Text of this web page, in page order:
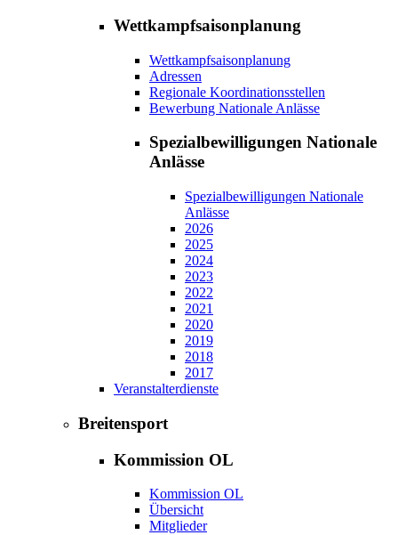
Wettkampfsaisonplanung
Wettkampfsaisonplanung
Adressen
Regionale Koordinationsstellen
Bewerbung Nationale Anlässe
Spezialbewilligungen Nationale
Anlässe
Spezialbewilligungen Nationale
Anlässe
2026
2025
2024
2023
2022
2021
2020
2019
2018
2017
Veranstalterdienste
Breitensport
Kommission OL
Kommission OL
Übersicht
Mitglieder